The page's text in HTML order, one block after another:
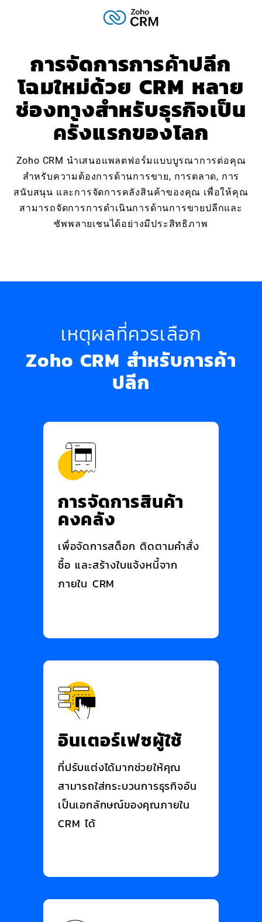
การจัดการการค้าปลีก
โฉมใหม่ด้วย CRM หลาย
ช่องทางสำหรับธุรกิจเป็น
ครั้งแรกของโลก
Zoho CRM นำเสนอแพลตฟอร์มแบบบูรณาการต่อคุณ
สำหรับความต้องการด้านการขาย, การตลาด, การ
สนับสนุน และการจัดการคลังสินค้าของคุณ เพื่อให้คุณ
สามารถจัดการการดำเนินการด้านการขายปลีกและ
ซัพพลายเชนได้อย่างมีประสิทธิภาพ
เหตุผลที่ควรเลือก
Zoho CRM สำหรับการค้า
ปลีก
การจัดการสินค้า
คงคลัง
เพื่อจัดการสต็อก ติดตามคำสั่ง
ซื้อ และสร้างใบแจ้งหนี้จาก
ภายใน CRM
อินเตอร์เฟซผู้ใช้
ที่ปรับแต่งได้มากช่วยให้คุณ
สามารถใส่กระบวนการธุรกิจอัน
เป็นเอกลักษณ์ของคุณภายใน
CRM ได้